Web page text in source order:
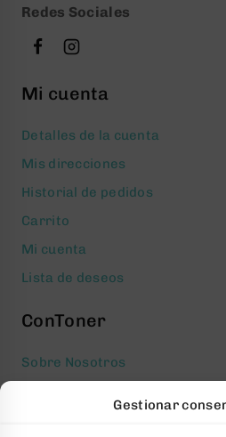
Gestionar
Redes Sociales
Mi cuenta
Detalles de la cuenta
Mis direcciones
Historial de pedidos
Carrito
Mi cuenta
Lista de deseos
ConToner
Sobre Nosotros